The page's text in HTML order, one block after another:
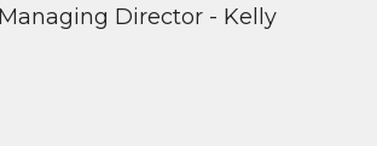
Director - Kelly